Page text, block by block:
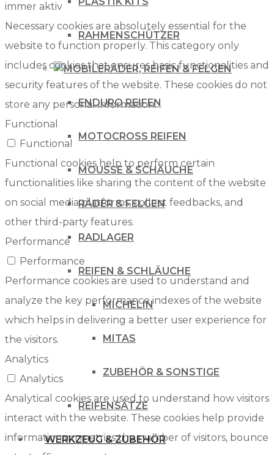
RAHMENSCHÜTZER
RÄDER, REIFEN & FELGEN
ENDURO REIFEN
MOTOCROSS REIFEN
MOUSSE & SCHÄUCHE
RÄDER & FELGEN
RADLAGER
REIFEN & SCHLÄUCHE
MICHELIN
MITAS
ZUBEHÖR & SONSTIGE
REIFENSÄTZE
WERKZEUG & ZUBEHÖR
immer aktiv
Necessary cookies are absolutely essential for the
website to function properly. This category only
includes cookies that ensures basic functionalities and
security features of the website. These cookies do not
store any personal information.
Functional
Functional
Functional cookies help to perform certain
functionalities like sharing the content of the website
on social media platforms, collect feedbacks, and
other third-party features.
Performance
Performance
Performance cookies are used to understand and
analyze the key performance indexes of the website
which helps in delivering a better user experience for
the visitors.
Analytics
Analytics
Analytical cookies are used to understand how visitors
interact with the website. These cookies help provide
information on metrics the number of visitors, bounce